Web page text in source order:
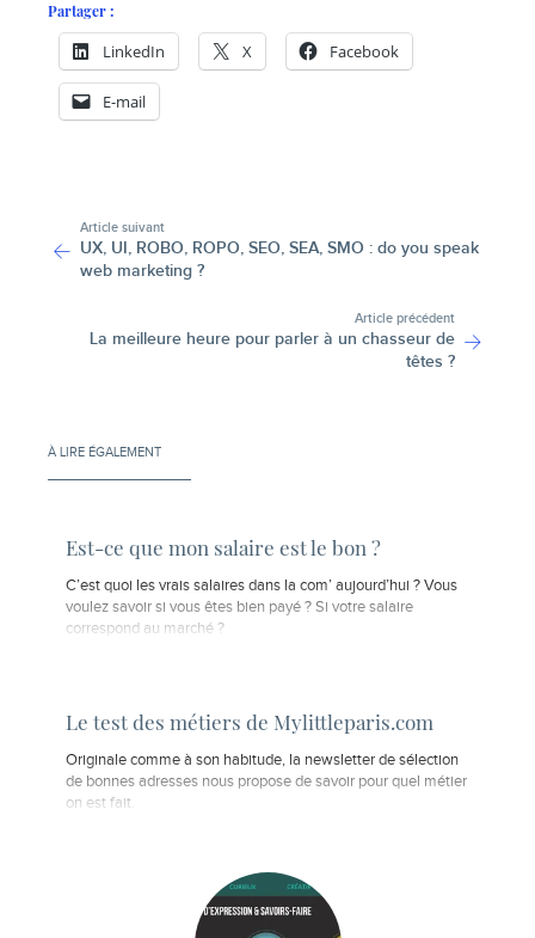
Partager :
LinkedIn X Facebook
E-mail
Article suivant
UX, UI, ROBO, ROPO, SEO, SEA, SMO : do you speak
web marketing ?
Article précédent
La meilleure heure pour parler à un chasseur de
têtes ?
À LIRE ÉGALEMENT
Est-ce que mon salaire est le bon ?
C’est quoi les vrais salaires dans la com’ aujourd’hui ? Vous
voulez savoir si vous êtes bien payé ? Si votre salaire
correspond au marché ?
Le test des métiers de Mylittleparis.com
Originale comme à son habitude, la newsletter de sélection
de bonnes adresses nous propose de savoir pour quel métier
on est fait.